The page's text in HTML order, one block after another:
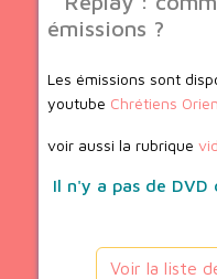
émissions ?
Les émissions sont
youtube Chrétiens
voir aussi la rubrique
Il n'y a pas de DVD
Voir la liste